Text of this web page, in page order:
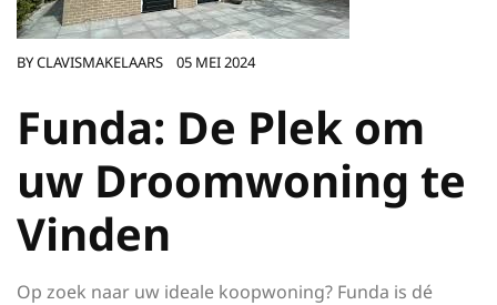
BYCLAVISMAKELAARS 05 MEI 2024
Funda: De Plek om
uw Droomwoning te
Vinden
Op zoek naar uw ideale koopwoning? Funda is dé